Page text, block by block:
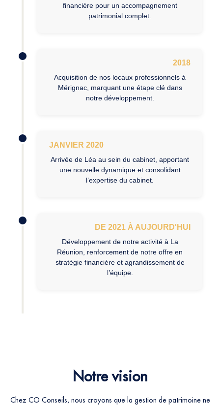
financière pour un accompagnement
patrimonial complet.
2018
Acquisition de nos locaux professionnels à
Mérignac, marquant une étape clé dans
notre développement.
JANVIER 2020
Arrivée de Léa au sein du cabinet, apportant
une nouvelle dynamique et consolidant
l’expertise du cabinet.
DE 2021 À AUJOURD'HUI
Développement de notre activité à La
Réunion, renforcement de notre offre en
stratégie financière et agrandissement de
l’équipe.
Notre vision
Chez CO Conseils, nous croyons que la gestion de patrimoine ne